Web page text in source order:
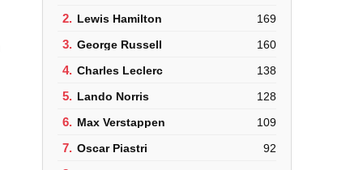
2. Lewis Hamilton 169
3. George Russell 160
4. Charles Leclerc 138
5. Lando Norris 128
6. Max Verstappen 109
7. Oscar Piastri 92